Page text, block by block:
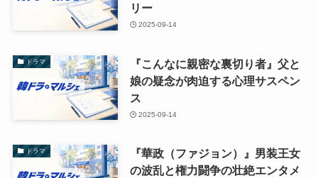
リー
2025-09-14
ドラマ
『こんなに親密な裏切り者』父と
娘の疑念が肉迫する心理サスペン
ス
2025-09-14
ドラマ
『華政（ファジョン）』男装王女
の波乱と権力闘争の壮絶エンタメ